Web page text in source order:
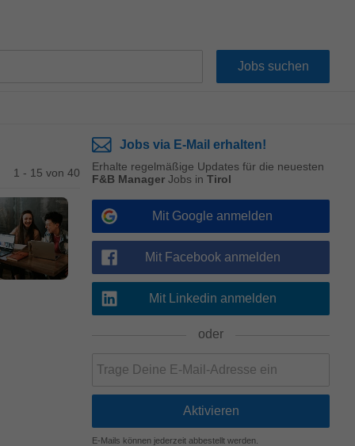
1 - 15 von 40
Jobs via E-Mail erhalten!
Erhalte regelmäßige Updates für die neuesten
F&B Manager Jobs in Tirol
Mit Google anmelden
Mit Facebook anmelden
Mit Linkedin anmelden
oder
E-Mails können jederzeit abbestellt werden.